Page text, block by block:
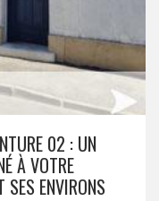
02 : UN
À VOTRE
ENVIRONS